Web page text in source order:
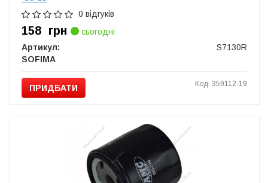
0 відгуків
158 грн
сьогодні
Артикул:
S7130R
SOFIMA
ПРИДБАТИ Код: 359112-19